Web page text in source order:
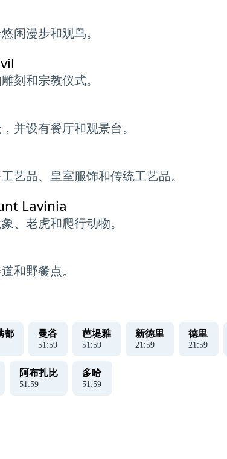
闲漫步和观鸟。
刻和宗教仪式。
并设有餐厅和观景台。
艺品、皇室服饰和传统工艺品。
Lavinia
、老虎和爬行动物。
和野餐点。
都 曼谷
52:00
芭堤雅
52:00
新德里
22:00
德里
22:00
阿布扎比
52:00
多哈
52:00